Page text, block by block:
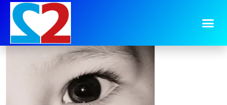
1023 gyermek szem